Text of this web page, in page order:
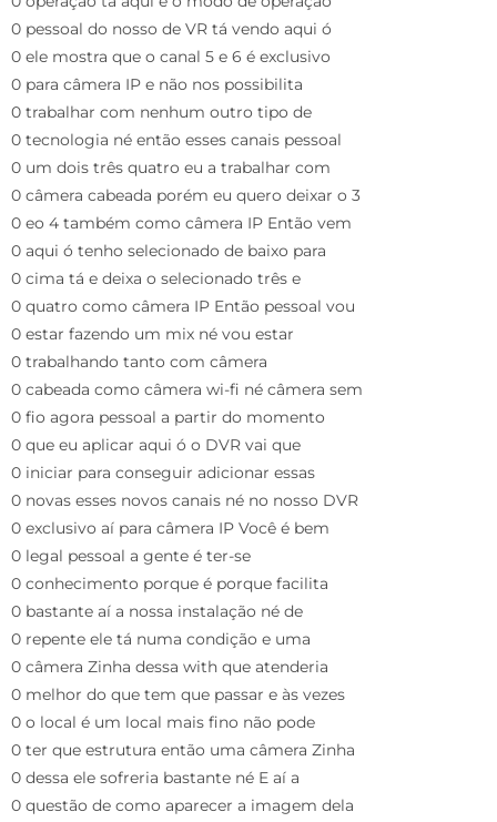
0 pessoal do nosso de VR tá vendo aqui ó
0 ele mostra que o canal 5 e 6 é exclusivo
0 para câmera IP e não nos possibilita
0 trabalhar com nenhum outro tipo de
0 tecnologia né então esses canais pessoal
0 um dois três quatro eu a trabalhar com
0 câmera cabeada porém eu quero deixar o 3
0 eo 4 também como câmera IP Então vem
0 aqui ó tenho selecionado de baixo para
0 cima tá e deixa o selecionado três e
0 quatro como câmera IP Então pessoal vou
0 estar fazendo um mix né vou estar
0 trabalhando tanto com câmera
0 cabeada como câmera wi-fi né câmera sem
0 fio agora pessoal a partir do momento
0 que eu aplicar aqui ó o DVR vai que
0 iniciar para conseguir adicionar essas
0 novas esses novos canais né no nosso DVR
0 exclusivo aí para câmera IP Você é bem
0 legal pessoal a gente é ter-se
0 conhecimento porque é porque facilita
0 bastante aí a nossa instalação né de
0 repente ele tá numa condição e uma
0 câmera Zinha dessa with que atenderia
0 melhor do que tem que passar e às vezes
0 o local é um local mais fino não pode
0 ter que estrutura então uma câmera Zinha
0 dessa ele sofreria bastante né E aí a
0 questão de como aparecer a imagem dela